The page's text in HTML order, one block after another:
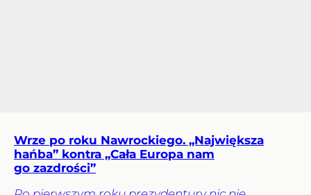
Wrze po roku Nawrockiego. „Największa
hańba” kontra „Cała Europa nam
go zazdrości”